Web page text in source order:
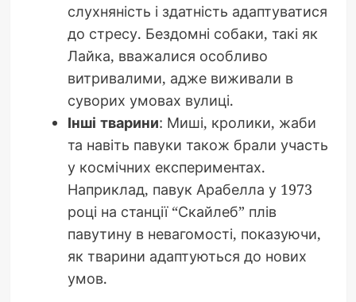
слухняність і здатність адаптуватися
до стресу. Бездомні собаки, такі як
Лайка, вважалися особливо
витривалими, адже виживали в
суворих умовах вулиці.
Інші тварини: Миші, кролики, жаби
та навіть павуки також брали участь
у космічних експериментах.
Наприклад, павук Арабелла у 1973
році на станції “Скайлеб” плів
павутину в невагомості, показуючи,
як тварини адаптуються до нових
умов.